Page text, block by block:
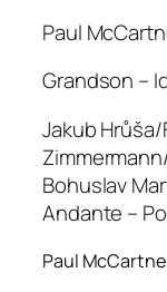
Paul
Grandson –
Jakub
Bohuslav
Andante –
Paul